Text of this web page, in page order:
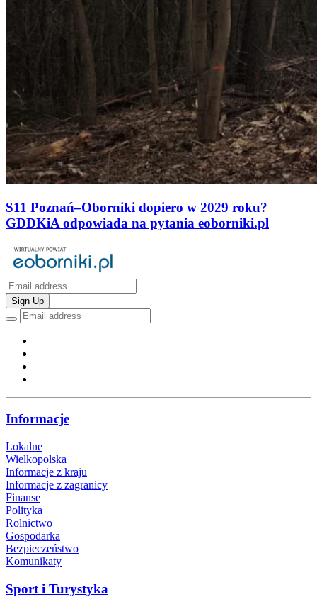
S11 Poznań–Oborniki dopiero w 2029 roku?
GDDKiA odpowiada na pytania eoborniki.pl
Sign Up
Informacje
Lokalne
Wielkopolska
Informacje z kraju
Informacje z zagranicy
Finanse
Polityka
Rolnictwo
Gospodarka
Bezpieczeństwo
Komunikaty
Sport i Turystyka